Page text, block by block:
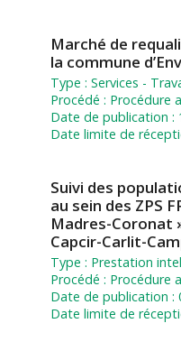
Marché de
la commune
Type : Services -
Procédé : Procédure
Date de publication :
Date limite de
Suivi des
au sein des ZPS
Madres-Coronat
Capcir-Carlit-
Type : Prestation
Procédé : Procédure
Date de publication :
Date limite de